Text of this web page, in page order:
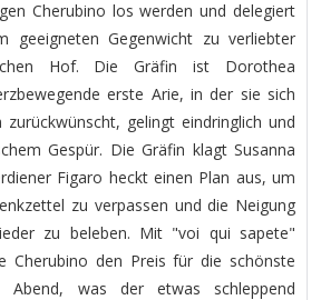
Cherubino los werden und delegiert
geeigneten Gegenwicht zu verliebter
Hof. Die Gräfin ist Dorothea
erste Arie, in der sie sich
gelingt eindringlich und
Gespür. Die Gräfin klagt Susanna
Figaro heckt einen Plan aus, um
zu verpassen und die Neigung
zu beleben. Mit "voi qui sapete"
Cherubino den Preis für die schönste
Abend, was der etwas schleppend